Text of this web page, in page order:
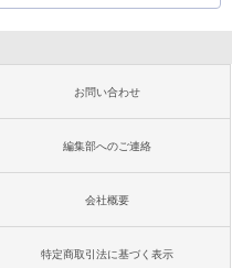
お問い合わせ
編集部へのご連絡
会社概要
特定商取引法に基づく表示